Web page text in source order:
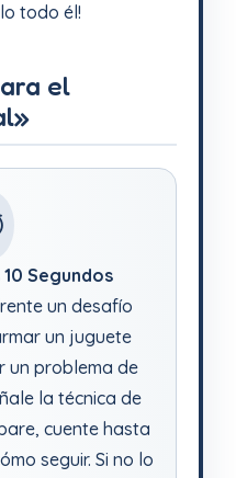
todo él!
el
Segundos
un desafío
un juguete
un problema de
la técnica de
cuente hasta
seguir. Si no lo